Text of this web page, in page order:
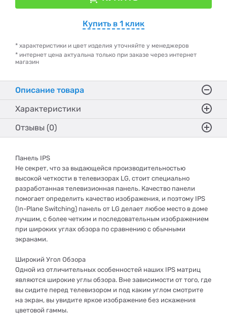
Купить в 1 клик
* характеристики и цвет изделия уточняйте у менеджеров
* интернет цена актуальна только при заказе через интернет
магазин
Описание товара
Характеристики
Отзывы (0)
Панель IPS
Не секрет, что за выдающейся производительностью
высокой четкости в телевизорах LG, стоит специально
разработанная телевизионная панель. Качество панели
помогает определить качество изображения, и поэтому IPS
(In-Plane Switching) панель от LG делает любое место в доме
лучшим, с более четким и последовательным изображением
при широких углах обзора по сравнению с обычными
экранами.
Широкий Угол Обзора
Одной из отличительных особенностей наших IPS матриц
являются широкие углы обзора. Вне зависимости от того, где
вы сидите перед телевизором и под каким углом смотрите
на экран, вы увидите яркое изображение без искажения
цветовой гаммы.